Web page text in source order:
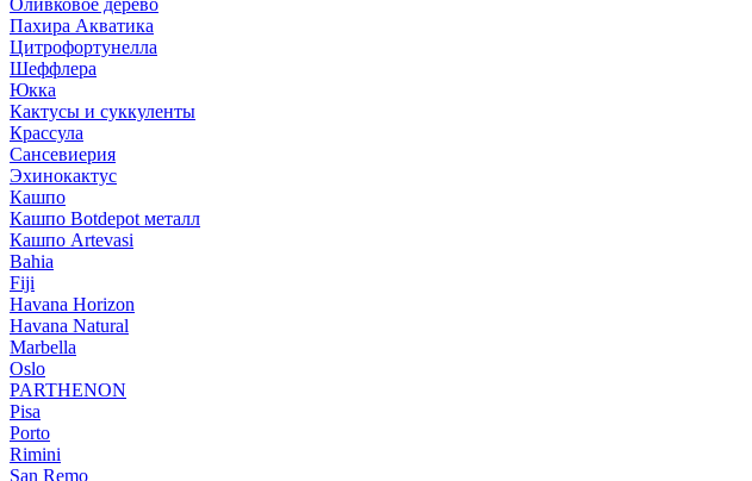
Пахира Акватика
Цитрофортунелла
Шеффлера
Юкка
Кактусы и суккуленты
Крассула
Сансевиерия
Эхинокактус
Кашпо
Кашпо Botdepot металл
Кашпо Artevasi
Bahia
Fiji
Havana Horizon
Havana Natural
Marbella
Oslo
PARTHENON
Pisa
Porto
Rimini
San Remo